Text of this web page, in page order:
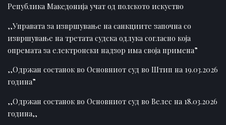
Република Македонија учат од полското искуство
,,Управата за извршување на санкциите започна со
извршување на третата судска одлука согласно која
опремата за електронски надзор има своја примена”
,,Одржан состанок во Основниот суд во Штип на 19.03.2026
година”
,,Одржан состанок во Основниот суд во Велес на 18.03.2026
година,,